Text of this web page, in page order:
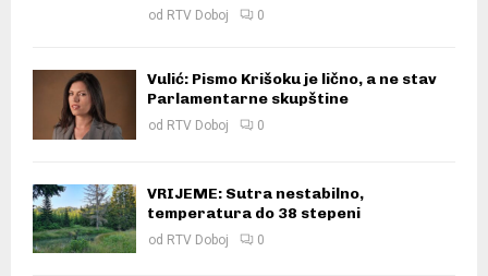
od RTV Doboj 0
Vulić: Pismo Krišoku je lično, a ne stav
Parlamentarne skupštine
od RTV Doboj 0
VRIJEME: Sutra nestabilno,
temperatura do 38 stepeni
od RTV Doboj 0